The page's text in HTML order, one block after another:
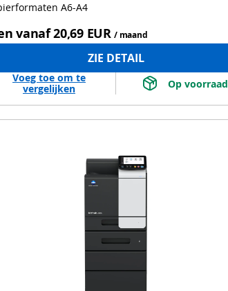
A6-A4
vanaf20,69 EUR / maand
ZIE DETAIL
Voeg toe om te
vergelijken
Op voorraad